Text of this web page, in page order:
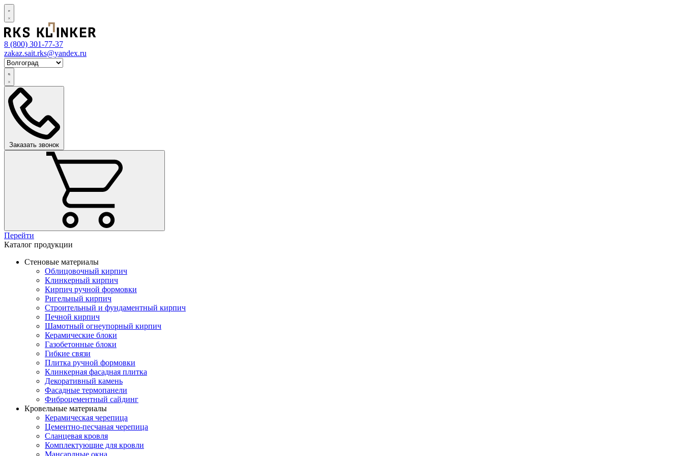
8 (800) 301-77-37
zakaz.sait.rks@yandex.ru
Заказать звонок
Перейти
Каталог продукции
Стеновые материалы
Облицовочный кирпич
Клинкерный кирпич
Кирпич ручной формовки
Ригельный кирпич
Строительный и фундаментный кирпич
Печной кирпич
Шамотный огнеупорный кирпич
Керамические блоки
Газобетонные блоки
Гибкие связи
Плитка ручной формовки
Клинкерная фасадная плитка
Декоративный камень
Фасадные термопанели
Фиброцементный сайдинг
Кровельные материалы
Керамическая черепица
Цементно-песчаная черепица
Сланцевая кровля
Комплектующие для кровли
Мансардные окна